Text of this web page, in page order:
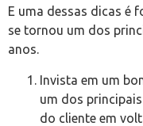
E uma dessas dicas é
se tornou um dos
anos.
Invista em um
um dos
do cliente em